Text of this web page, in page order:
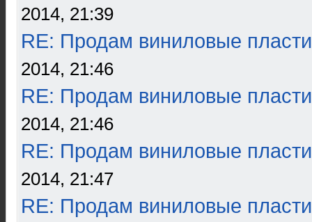
2014, 21:39
RE: Продам виниловые
2014, 21:46
RE: Продам виниловые
2014, 21:46
RE: Продам виниловые
2014, 21:47
RE: Продам виниловые